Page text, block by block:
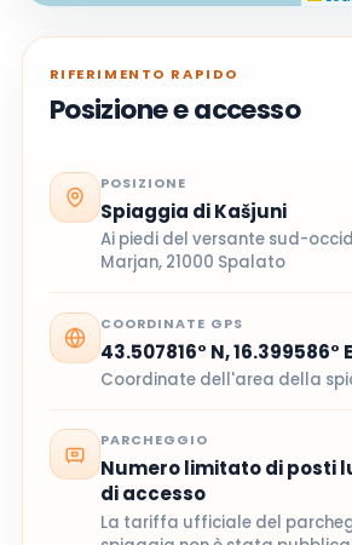
RIFERIMENTO RAPIDO
Posizione e accesso
POSIZIONE
Spiaggia di Kašjuni
Ai piedi del versante sud-
Marjan, 21000 Spalato
COORDINATE GPS
43.507816° N, 16.399586° E
Coordinate dell'area della
PARCHEGGIO
Numero limitato di posti
di accesso
La tariffa ufficiale del